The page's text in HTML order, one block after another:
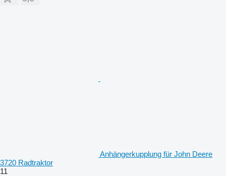
Anhängerkupplung für John Deere
3720 Radtraktor
11